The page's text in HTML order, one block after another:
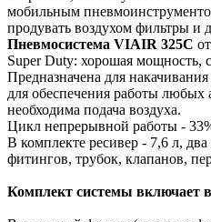
мобильным
продувать воздухом фильтры и
Пневмосистема VIAIR 325С
Super Duty: хорошая мощность,
Предназначена для
для обеспечения работы любых
необходима подача воздуха.
Цикл непрерывной работы -
В комплекте ресивер - 7,6 л,
фитингов, трубок, клапанов,
Комплект системы включает